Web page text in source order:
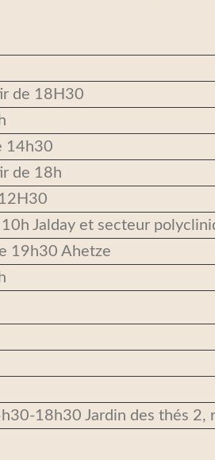
de 18H30
14h30
de 18h
Jalday et secteur
19h30 Ahetze
18h30 Jardin des thés 2,